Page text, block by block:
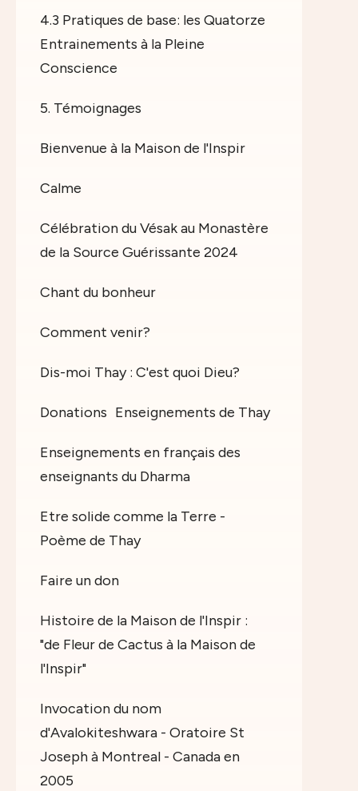
4.3 Pratiques de base: les Quatorze
Entrainements à la Pleine
Conscience
5. Témoignages
Bienvenue à la Maison de l'Inspir
Calme
Célébration du Vésak au Monastère
de la Source Guérissante 2024
Chant du bonheur
Comment venir?
Dis-moi Thay : C'est quoi Dieu?
Donations Enseignements de Thay
Enseignements en français des
enseignants du Dharma
Etre solide comme la Terre -
Poème de Thay
Faire un don
Histoire de la Maison de l'Inspir :
"de Fleur de Cactus à la Maison de
l'Inspir"
Invocation du nom
d'Avalokiteshwara - Oratoire St
Joseph à Montreal - Canada en
2005